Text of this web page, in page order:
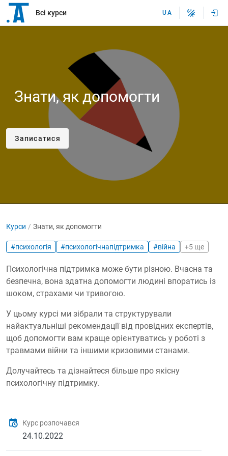
Всі курси UA
Знати, як допомогти
Записатися
Курси Знати, як допомогти
#психологія #психологічнапідтримка #війна +5 ще
Психологічна підтримка може бути різною. Вчасна та
безпечна, вона здатна допомогти людині впоратись із
шоком, страхами чи тривогою.
У цьому курсі ми зібрали та структурували
найактуальніші рекомендації від провідних експертів,
щоб допомогти вам краще орієнтуватись у роботі з
травмами війни та іншими кризовими станами.
Долучайтесь та дізнайтеся більше про якісну
психологічну підтримку.
Курс розпочався
24.10.2022